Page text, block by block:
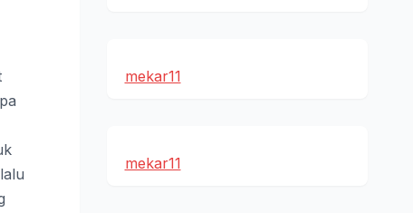
mekar11
mekar11